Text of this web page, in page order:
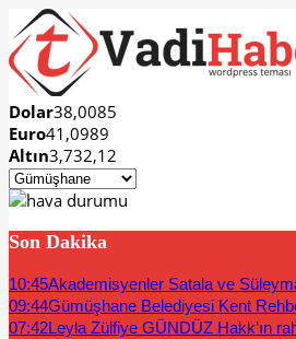
Dolar38,0085
Euro41,0989
Altın3,732,12
Son Dakika
10:45Akademisyenler Satala ve
09:44Gümüşhane Belediyesi Kent
07:42Leyla Zülfiye GÜNDÜZ Hakk’ın